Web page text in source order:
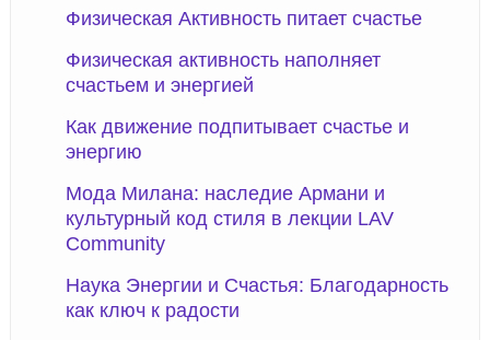
Физическая Активность питает счастье
Физическая активность наполняет
счастьем и энергией
Как движение подпитывает счастье и
энергию
Мода Милана: наследие Армани и
культурный код стиля в лекции LAV
Community
Наука Энергии и Счастья: Благодарность
как ключ к радости